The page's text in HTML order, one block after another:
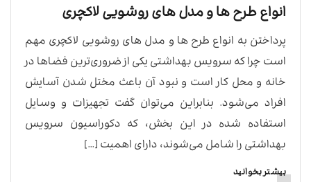
انواع طرح ها و مدل های روشویی لاکچری
پرداختن به انواع طرح ها و مدل های روشویی لاکچری مهم
است چرا که سرویس بهداشتی یکی از ضروری‌ترین فضاها در
خانه و محل کار است و نبود آن باعث مختل شدن آسایش
افراد می‌شود. بنابراین می‌توان گفت تجهیزات و وسایل
استفاده شده در این بخش، که دکوراسیون سرویس
بهداشتی را شامل می‌شوند، دارای اهمیت […]
بیشتر بخوانید